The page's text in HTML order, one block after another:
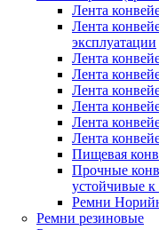
Лента
Лента
эксплуатации
Лента
Лента
Лента
Лента
Лента
Лента
Пищевая
Прочные
устойчивые
Ремни
Ремни резиновые